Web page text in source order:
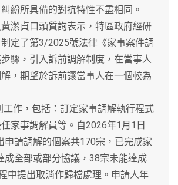
紛所具備的對抗特性不盡相同。
潔貞口頭質詢表示，特區政府經研
定了第3/2025號法律《家事案件調
驟，引入訴前調解制度，在當事人
，期望於訴前讓當事人在一個較為
作，包括：訂定家事調解執行程式
家事調解員等。自2026年1月1日
請調解的個案共170宗，已完成家
全部或部分協議，38宗未能達成
中提出取消作歸檔處理。申請人年